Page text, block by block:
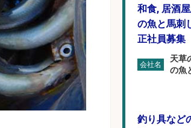
和食, 居酒
の魚と馬刺
正社員募集
会社名
天草
の魚
釣り具など